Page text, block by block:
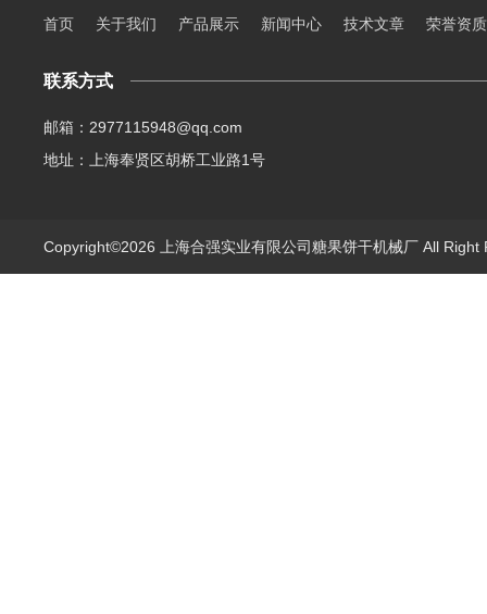
首页 关于我们 产品展示 新闻中心 技术文章 荣誉资质
联系方式
邮箱：2977115948@qq.com
地址：上海奉贤区胡桥工业路1号
Copyright©2026 上海合强实业有限公司糖果饼干机械厂 All